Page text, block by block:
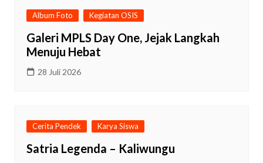
Album Foto Kegiatan OSIS
Galeri MPLS Day One, Jejak Langkah
Menuju Hebat
28 Juli 2026
Cerita Pendek Karya Siswa
Satria Legenda – Kaliwungu